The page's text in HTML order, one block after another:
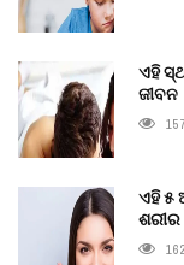
ଏହି
ଜୀବନ
ଏହି ୫
ଶରୀର